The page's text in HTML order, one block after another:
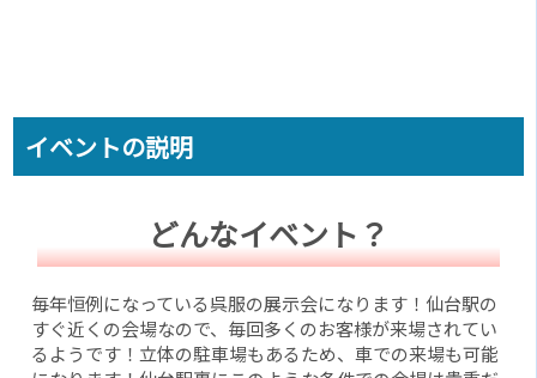
イベントの説明
どんなイベント？
毎年恒例になっている呉服の展示会になります！仙台駅の
すぐ近くの会場なので、毎回多くのお客様が来場されてい
るようです！立体の駐車場もあるため、車での来場も可能